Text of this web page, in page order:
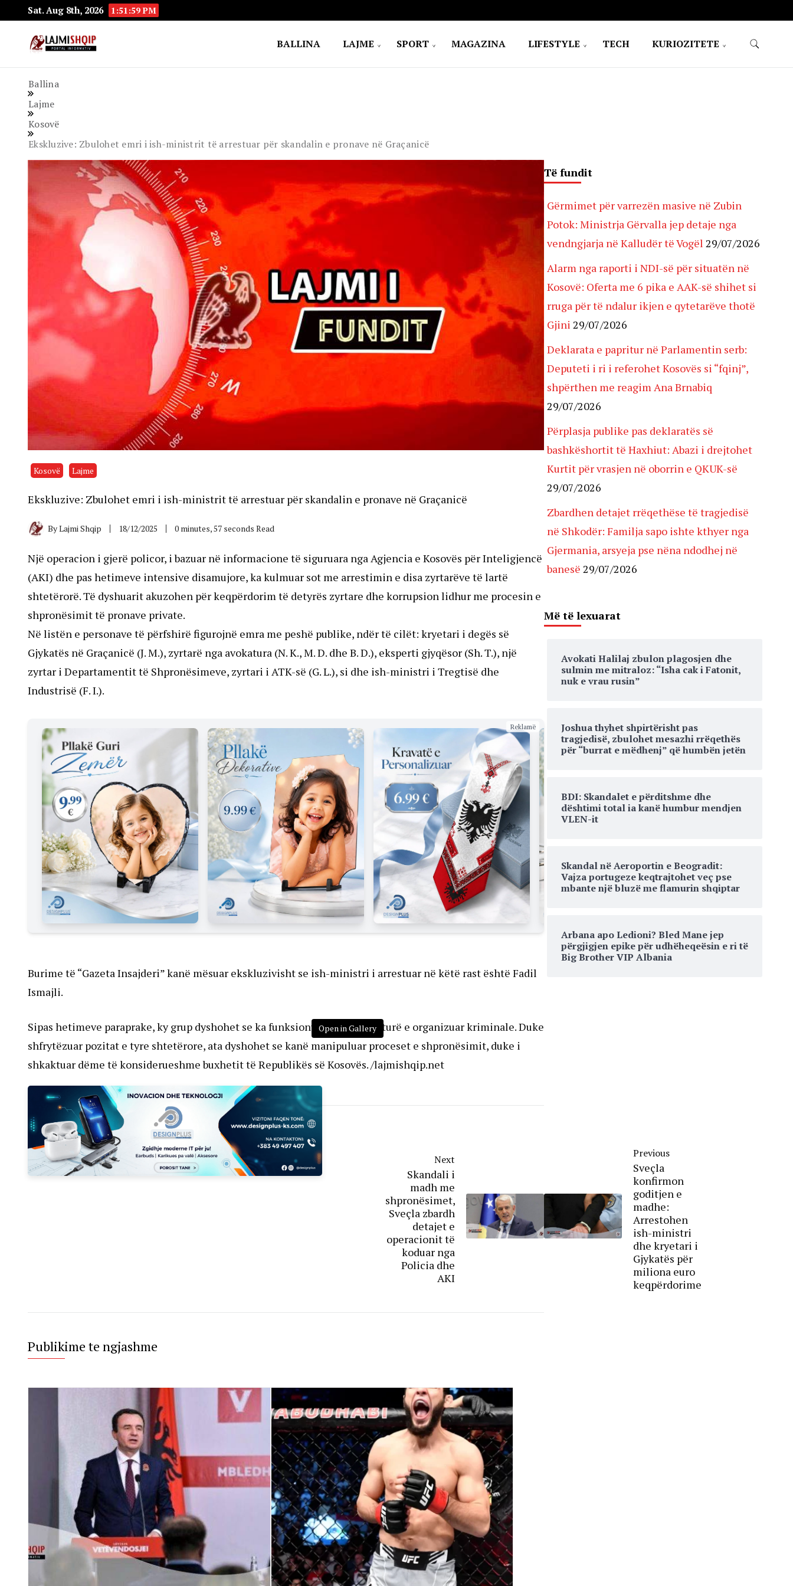
Sat. Aug 8th, 2026 1:52:00 PM
BALLINA LAJME SPORT MAGAZINA LIFESTYLE TECH KURIOZITETE
Ballina
Lajme
Kosovë
Ekskluzive: Zbulohet emri i ish-ministrit të arrestuar për skandalin e pronave në Graçanicë
Kosovë Lajme
Ekskluzive: Zbulohet emri i ish-ministrit të arrestuar për skandalin e pronave në Graçanicë
ByLajmi Shqip 18/12/2025 0 minutes, 57 seconds Read
Një operacion i gjerë policor, i bazuar në informacione të siguruara nga Agjencia e Kosovës për Inteligjencë
(AKI) dhe pas hetimeve intensive disamujore, ka kulmuar sot me arrestimin e disa zyrtarëve të lartë
shtetërorë. Të dyshuarit akuzohen për keqpërdorim të detyrës zyrtare dhe korrupsion lidhur me procesin e
shpronësimit të pronave private.
Në listën e personave të përfshirë figurojnë emra me peshë publike, ndër të cilët: kryetari i degës së
Gjykatës në Graçanicë (J. M.), zyrtarë nga avokatura (N. K., M. D. dhe B. D.), eksperti gjyqësor (Sh. T.), një
zyrtar i Departamentit të Shpronësimeve, zyrtari i ATK-së (G. L.), si dhe ish-ministri i Tregtisë dhe
Industrisë (F. I.).
Reklamë
Burime të “Gazeta Insajderi” kanë mësuar ekskluzivisht se ish-ministri i arrestuar në këtë rast është Fadil
Ismajli.
Open in Gallery
Sipas hetimeve paraprake, ky grup dyshohet se ka funksionuar si një strukturë e organizuar kriminale. Duke
shfrytëzuar pozitat e tyre shtetërore, ata dyshohet se kanë manipuluar proceset e shpronësimit, duke i
shkaktuar dëme të konsiderueshme buxhetit të Republikës së Kosovës. /lajmishqip.net
Previous
Sveçla
konfirmon
goditjen e
madhe:
Arrestohen
ish-ministri
dhe kryetari i
Gjykatës për
miliona euro
keqpërdorime
Next
Skandali i
madh me
shpronësimet,
Sveçla zbardh
detajet e
operacionit të
koduar nga
Policia dhe
AKI
Publikime te ngjashme
Të fundit
Gërmimet për varrezën masive në Zubin
Potok: Ministrja Gërvalla jep detaje nga
vendngjarja në Kalludër të Vogël 29/07/2026
Alarm nga raporti i NDI-së për situatën në
Kosovë: Oferta me 6 pika e AAK-së shihet si
rruga për të ndalur ikjen e qytetarëve thotë
Gjini 29/07/2026
Deklarata e papritur në Parlamentin serb:
Deputeti i ri i referohet Kosovës si “fqinj”,
shpërthen me reagim Ana Brnabiq
29/07/2026
Përplasja publike pas deklaratës së
bashkëshortit të Haxhiut: Abazi i drejtohet
Kurtit për vrasjen në oborrin e QKUK-së
29/07/2026
Zbardhen detajet rrëqethëse të tragjedisë
në Shkodër: Familja sapo ishte kthyer nga
Gjermania, arsyeja pse nëna ndodhej në
banesë 29/07/2026
Më të lexuarat
Avokati Halilaj zbulon plagosjen dhe
sulmin me mitraloz: “Isha cak i Fatonit,
nuk e vrau rusin”
Joshua thyhet shpirtërisht pas
tragjedisë, zbulohet mesazhi rrëqethës
për “burrat e mëdhenj” që humbën jetën
BDI: Skandalet e përditshme dhe
dështimi total ia kanë humbur mendjen
VLEN-it
Skandal në Aeroportin e Beogradit:
Vajza portugeze keqtrajtohet veç pse
mbante një bluzë me flamurin shqiptar
Arbana apo Ledioni? Bled Mane jep
përgjigjen epike për udhëheqeësin e ri të
Big Brother VIP Albania